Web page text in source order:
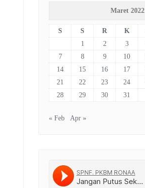
Maret 2022
S S R K
1
2 3
7
8 9 10
14
15 16 17
21
22 23 24
28
29 30 31
« Feb Apr »